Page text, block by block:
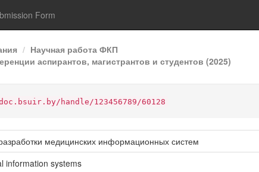
Form
Научная работа ФКП
аспирантов, магистрантов и студентов (2025)
handle/123456789/60128
медицинских информационных систем
information systems